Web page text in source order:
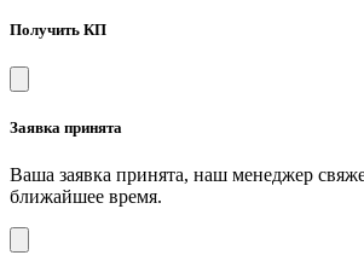
Получить КП
Заявка принята
Ваша заявка принята, наш менеджер
ближайшее время.